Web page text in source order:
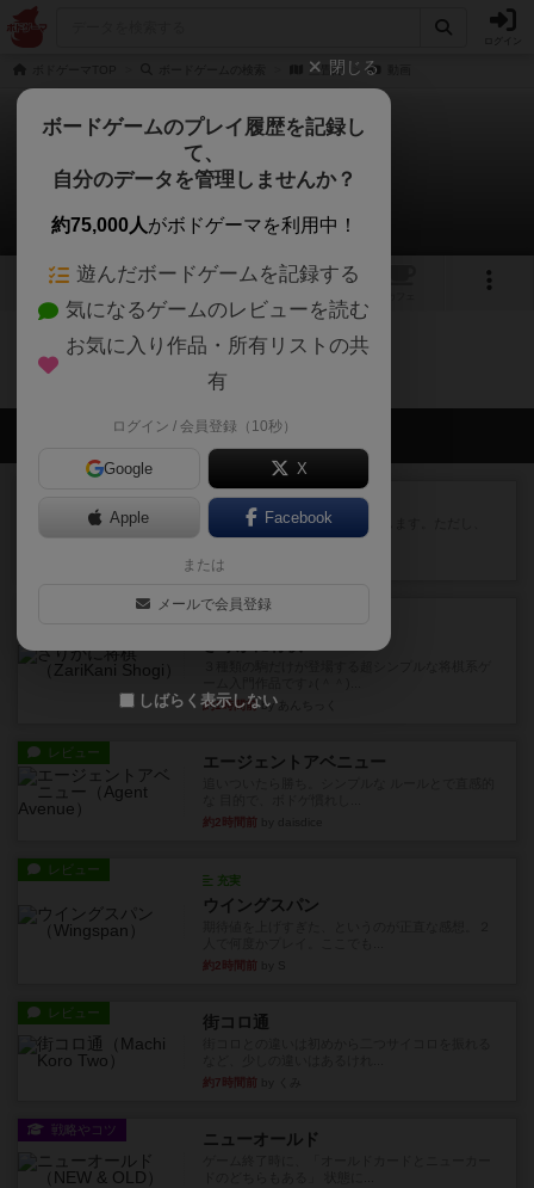
三畳紀
三畳紀
0件の動画
1 3
三畳紀のトップに戻る
会員の新しい投稿
ふたつの街の物語
タイルを4×4で並べて街づくりします。ただし、
街は各プレイヤーの間にあ...
約1時間前
ルール/インスト
約1時間前by あんちっく
レビュー エージェントアベニュー
約2時間前
レビュー
充実
ウイングスパン
約2時間前
レビュー 街コロ通
約7時間前
戦略やコツ ニューオールド
閉じる
ボードゲームのプレイ履歴を記録し
て、
自分のデータを管理しませんか？
約75,000人がボドゲーマを利用中！
遊んだボードゲームを記録する
気になるゲームのレビューを読む
お気に入り作品・所有リストの共
有
ログイン / 会員登録（10秒）
Google X
Apple Facebook
または
メールで会員登録
しばらく表示しない